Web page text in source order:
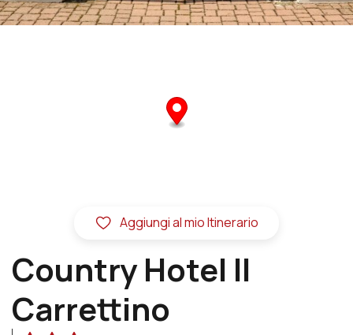
Country Hotel Il
Carrettino
Aggiungi al mio Itinerario